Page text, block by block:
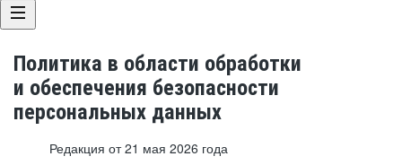
Политика в области обработки
и обеспечения безопасности
персональных данных
Редакция от 21 мая 2026 года